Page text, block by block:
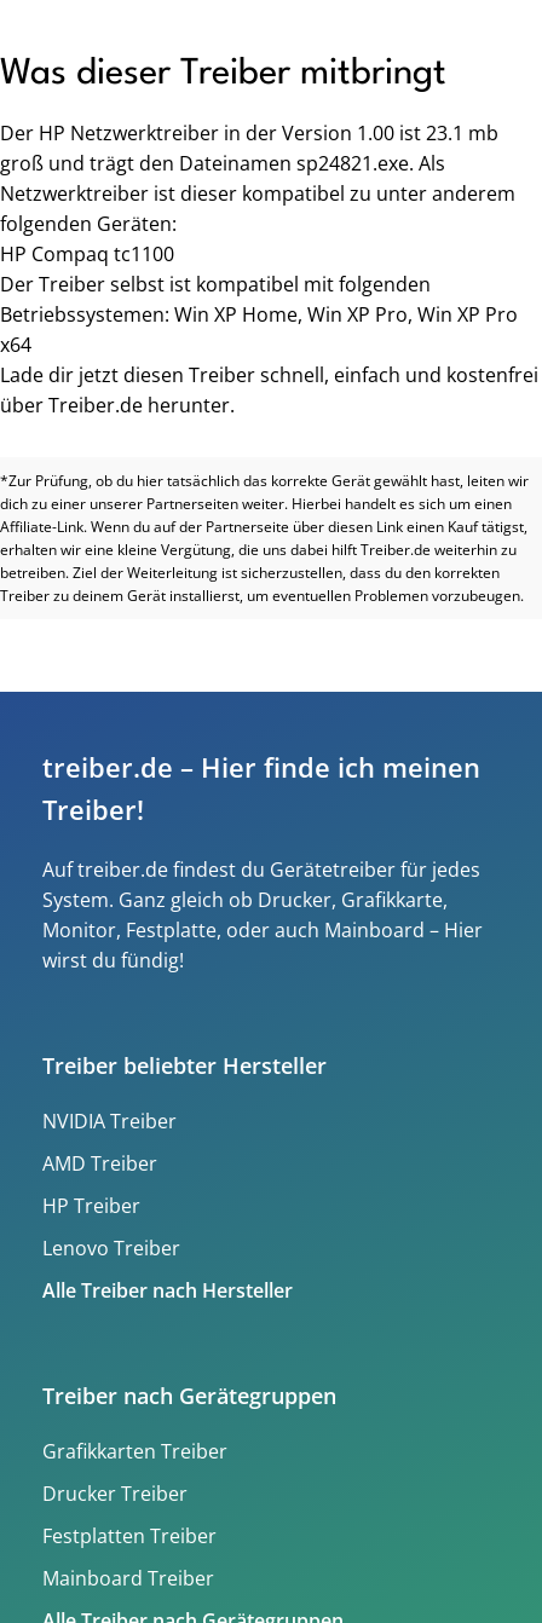
Was dieser Treiber mitbringt
Der HP Netzwerktreiber in der Version 1.00 ist 23.1 mb
groß und trägt den Dateinamen sp24821.exe. Als
Netzwerktreiber ist dieser kompatibel zu unter anderem
folgenden Geräten:
HP Compaq tc1100
Der Treiber selbst ist kompatibel mit folgenden
Betriebssystemen: Win XP Home, Win XP Pro, Win XP Pro
x64
Lade dir jetzt diesen Treiber schnell, einfach und kostenfrei
über Treiber.de herunter.
*Zur Prüfung, ob du hier tatsächlich das korrekte Gerät gewählt hast, leiten wir
dich zu einer unserer Partnerseiten weiter. Hierbei handelt es sich um einen
Affiliate-Link. Wenn du auf der Partnerseite über diesen Link einen Kauf tätigst,
erhalten wir eine kleine Vergütung, die uns dabei hilft Treiber.de weiterhin zu
betreiben. Ziel der Weiterleitung ist sicherzustellen, dass du den korrekten
Treiber zu deinem Gerät installierst, um eventuellen Problemen vorzubeugen.
treiber.de – Hier finde ich meinen
Treiber!
Auf treiber.de findest du Gerätetreiber für jedes
System. Ganz gleich ob Drucker, Grafikkarte,
Monitor, Festplatte, oder auch Mainboard – Hier
wirst du fündig!
Treiber beliebter Hersteller
NVIDIA Treiber
AMD Treiber
HP Treiber
Lenovo Treiber
Alle Treiber nach Hersteller
Treiber nach Gerätegruppen
Grafikkarten Treiber
Drucker Treiber
Festplatten Treiber
Mainboard Treiber